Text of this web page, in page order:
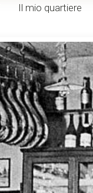
Il mio quartiere